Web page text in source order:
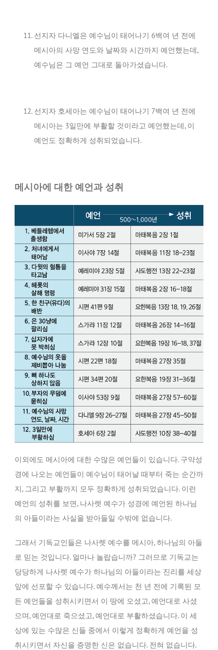
선지자 다니엘은 예수님이 태어나기 6백여 년 전에
메시아의 사망 연도와 날짜와 시간까지 예언했는데,
예수님은 그 예언 그대로 돌아가셨습니다.
선지자 호세아는 예수님이 태어나기 7백여 년 전에
메시아는 3일만에 부활할 것이라고 예언했는데, 이
예언도 정확하게 성취되었습니다.
메시아에 대한 예언과 성취
이외에도 메시아에 대한 수많은 예언들이 있습니다. 구약성
경에 나오는 예언들이 예수님이 태어날 때부터 죽는 순간까
지, 그리고 부활까지 모두 정확하게 성취되었습니다. 이런
예언의 성취를 보면, 나사렛 예수가 성경에 예언된 하나님
의 아들이라는 사실을 받아들일 수밖에 없습니다.
그래서 기독교인들은 나사렛 예수를 메시아, 하나님의 아들
로 믿는 것입니다. 얼마나 놀랍습니까? 그러므로 기독교는
당당하게 나사렛 예수가 하나님의 아들이라는 진리를 세상
앞에 선포할 수 있습니다. 예수께서는 천 년 전에 기록된 모
든 예언들을 성취시키면서 이 땅에 오셨고, 예언대로 사셨
으며, 예언대로 죽으셨고, 예언대로 부활하셨습니다. 이 세
상에 있는 수많은 신들 중에서 이렇게 정확하게 예언을 성
취시키면서 자신을 증명한 신은 없습니다. 전혀 없습니다.